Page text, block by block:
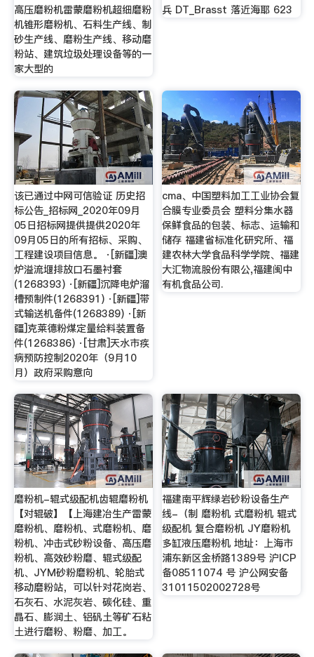
高压磨粉机雷蒙磨粉机超细磨粉
机锥形磨粉机、石料生产线、制
砂生产线、磨粉生产线、移动磨
粉站、建筑垃圾处理设备等的一
家大型的
兵 DT_Brasst 落近海耶 623
该已通过中网可信验证 历史招
标公告_招标网_2020年09月
05日招标网提供提供2020年
09月05日的所有招标、采购、
工程建设项目信息。 ·[新疆]澳
炉溢流堰排放口石墨衬套
(1268393) ·[新疆]沉降电炉溜
槽预制件(1268391) ·[新疆]带
式输送机备件(1268389) ·[新
疆]克莱德粉煤定量给料装置备
件(1268386) ·[甘肃]天水市疾
病预防控制2020年（9月10
月）政府采购意向
cma、中国塑料加工工业协会复
合膜专业委员会 塑料分集水器
保鲜食品的包装、标志、运输和
储存 福建省标准化研究所、福
建农林大学食品科学学院、福建
大汇物流股份有限公,福建闽中
有机食品公司.
磨粉机-辊式级配机齿辊磨粉机
【对辊破】【上海建冶生产雷蒙
磨粉机、磨粉机、式磨粉机、磨
粉机、冲击式砂粉设备、高压磨
粉机、高效砂粉磨、辊式级配
机、JYM砂粉磨粉机、轮胎式
移动磨粉站，可以针对花岗岩、
石灰石、水泥灰岩、碳化硅、重
晶石、膨润土、铝矾土等矿石粘
土进行磨粉、粉磨、加工。
福建南平辉绿岩砂粉设备生产
线-（制 磨粉机 式磨粉机 辊式
级配机 复合磨粉机 JY磨粉机
多缸液压磨粉机 地址：上海市
浦东新区金桥路1389号 沪ICP
备08511074 号 沪公网安备
31011502002728号